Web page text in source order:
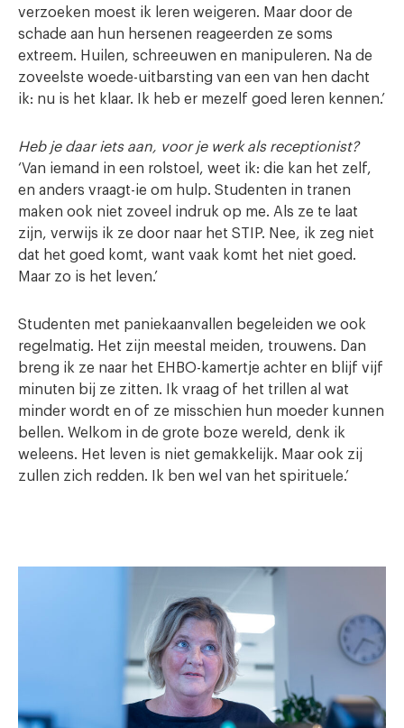
verzoeken moest ik leren weigeren. Maar door de
schade aan hun hersenen reageerden ze soms
extreem. Huilen, schreeuwen en manipuleren. Na de
zoveelste woede-uitbarsting van een van hen dacht
ik: nu is het klaar. Ik heb er mezelf goed leren kennen.’
Heb je daar iets aan, voor je werk als receptionist?
‘Van iemand in een rolstoel, weet ik: die kan het zelf,
en anders vraagt-ie om hulp. Studenten in tranen
maken ook niet zoveel indruk op me. Als ze te laat
zijn, verwijs ik ze door naar het STIP. Nee, ik zeg niet
dat het goed komt, want vaak komt het niet goed.
Maar zo is het leven.’
Studenten met paniekaanvallen begeleiden we ook
regelmatig. Het zijn meestal meiden, trouwens. Dan
breng ik ze naar het EHBO-kamertje achter en blijf vijf
minuten bij ze zitten. Ik vraag of het trillen al wat
minder wordt en of ze misschien hun moeder kunnen
bellen. Welkom in de grote boze wereld, denk ik
weleens. Het leven is niet gemakkelijk. Maar ook zij
zullen zich redden. Ik ben wel van het spirituele.’